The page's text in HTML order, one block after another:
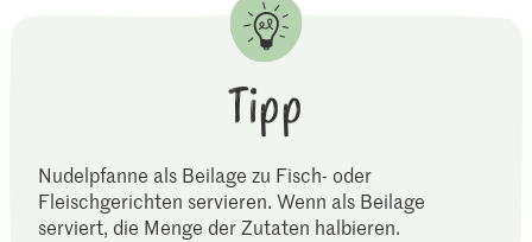
Tipp
Nudelpfanne als Beilage zu Fisch- oder
Fleischgerichten servieren. Wenn als Beilage
serviert, die Menge der Zutaten halbieren.